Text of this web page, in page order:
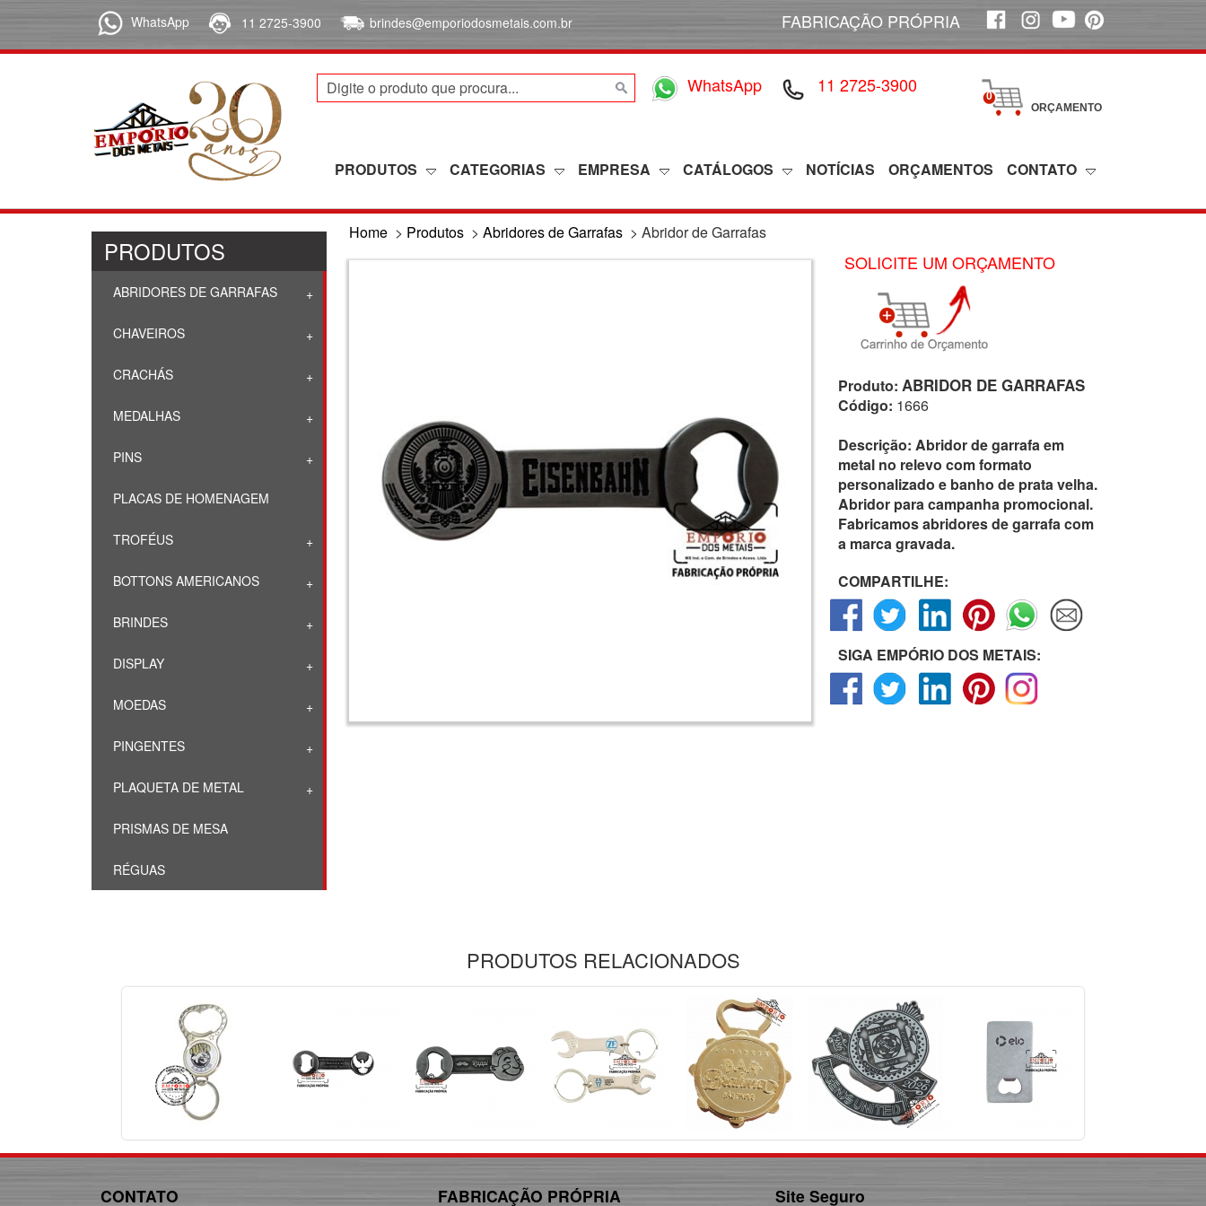
WhatsApp 11 2725-3900 brindes@emporiodosmetais.com.br FABRICAÇÃO PRÓPRIA
0
ORÇAMENTO
WhatsApp 11 2725-3900
PRODUTOS CATEGORIAS EMPRESA CATÁLOGOS NOTÍCIAS ORÇAMENTOS CONTATO
PRODUTOS
ABRIDORES DE GARRAFAS
CHAVEIROS
CRACHÁS
MEDALHAS
PINS
PLACAS DE HOMENAGEM
TROFÉUS
BOTTONS AMERICANOS
BRINDES
DISPLAY
MOEDAS
PINGENTES
PLAQUETA DE METAL
PRISMAS DE MESA
RÉGUAS
Home > Produtos >Abridores de Garrafas >Abridor de Garrafas
SOLICITE UM ORÇAMENTO
Produto: ABRIDOR DE GARRAFAS
Código: 1666
Descrição: Abridor de garrafa em
metal no relevo com formato
personalizado e banho de prata velha.
Abridor para campanha promocional.
Fabricamos abridores de garrafa com
a marca gravada.
COMPARTILHE:
SIGA EMPÓRIO DOS METAIS:
PRODUTOS RELACIONADOS
CONTATO FABRICAÇÃO PRÓPRIA Site Seguro